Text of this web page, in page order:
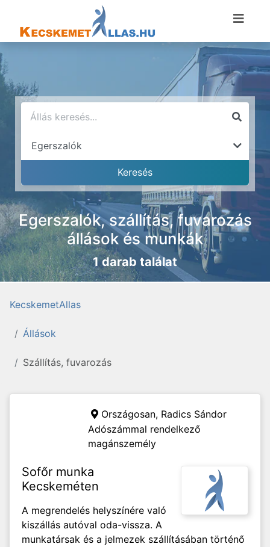
Egerszalók, szállítás, fuvarozás
állások és munkák
1 darab találat
KecskemetAllas
Állások
Szállítás, fuvarozás
Országosan, Radics Sándor
Adószámmal rendelkező
magánszemély
Sofőr munka
Kecskeméten
A megrendelés helyszínére való
kiszállás autóval oda-vissza. A
munkatársak és a jelmezek szállításában történő